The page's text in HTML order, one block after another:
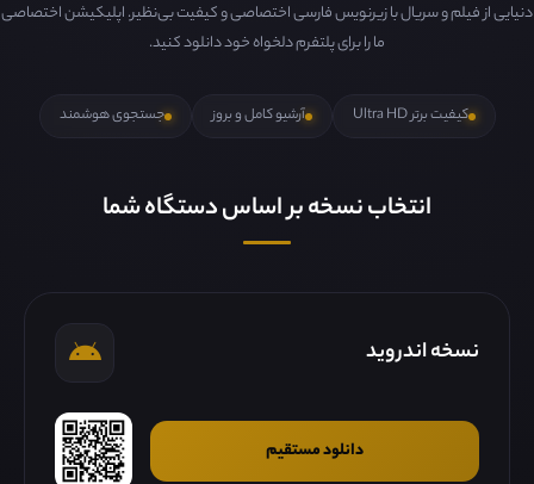
دنیایی از فیلم و سریال با زیرنویس فارسی اختصاصی و کیفیت بی‌نظیر. اپلیکیشن اختصاصی
ما را برای پلتفرم دلخواه خود دانلود کنید.
کیفیت برتر Ultra HD آرشیو کامل و بروز جستجوی هوشمند
انتخاب نسخه بر اساس دستگاه شما
نسخه اندروید
دانلود مستقیم